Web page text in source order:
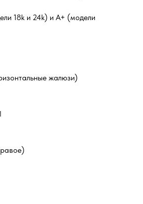
18k и 24k) и А+ (модели
жалюзи)